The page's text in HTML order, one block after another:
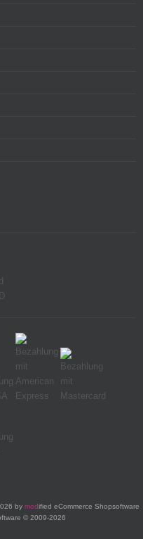
by modified eCommerce Shopsoftware
© 2009-2026